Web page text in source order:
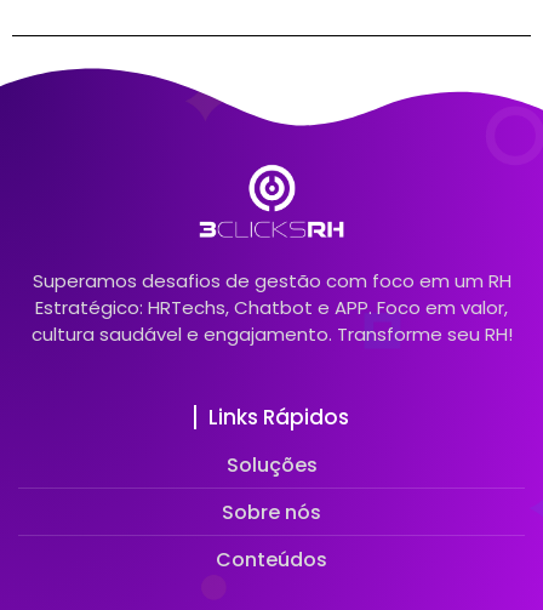
Superamos desafios de gestão com foco em um RH
Estratégico: HRTechs, Chatbot e APP. Foco em valor,
cultura saudável e engajamento. Transforme seu RH!
Links Rápidos
Soluções
Sobre nós
Conteúdos